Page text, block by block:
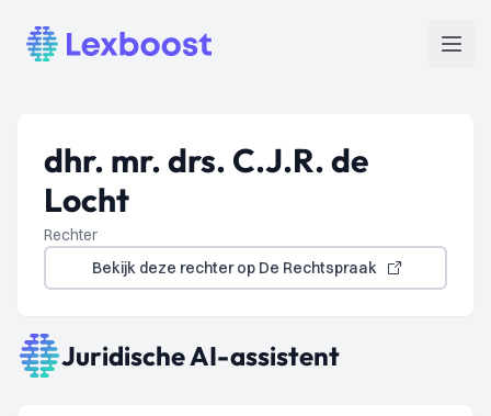
Lexboost
dhr. mr. drs. C.J.R. de
Locht
Rechter
Bekijk deze rechter op De Rechtspraak
Juridische AI-assistent